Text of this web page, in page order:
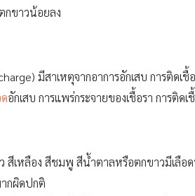
กขาวน้อยลง
มีสาเหตุจากอาการอักเสบ การติดเ
อักเสบ การแพร่กระจายของเชื้อรา การติด
ว สีเหลือง สีชมพู สีน้ำตาลหรือตกขาวมีเลื
กผิดปกติ